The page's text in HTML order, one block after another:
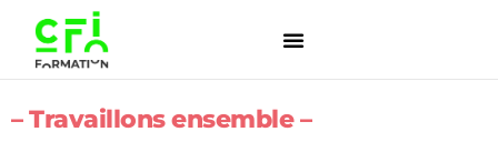
– Travaillons ensemble –